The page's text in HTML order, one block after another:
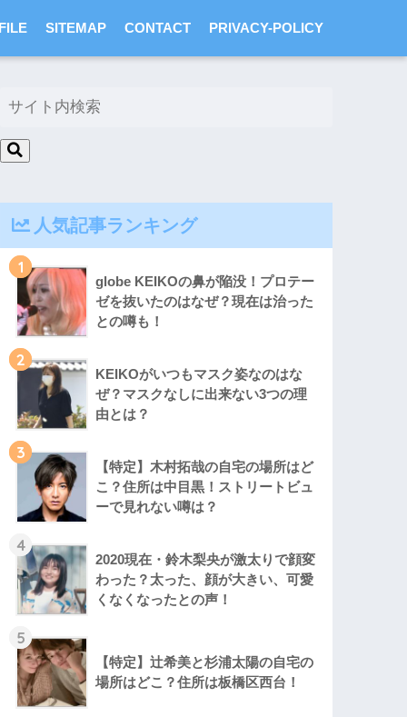
SITEMAP CONTACT PRIVACY-POLICY
人気記事ランキング
1
globe KEIKOの鼻が陥没！プロテー
ゼを抜いたのはなぜ？現在は治った
との噂も！
2
KEIKOがいつもマスク姿なのはな
ぜ？マスクなしに出来ない3つの理
由とは？
3
【特定】木村拓哉の自宅の場所はど
こ？住所は中目黒！ストリートビュ
ーで見れない噂は？
4
2020現在・鈴木梨央が激太りで顔変
わった？太った、顔が大きい、可愛
くなくなったとの声！
5
【特定】辻希美と杉浦太陽の自宅の
場所はどこ？住所は板橋区西台！